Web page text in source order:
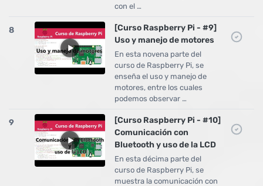
con el …
8
[Curso Raspberry Pi - #9]
Uso y manejo de motores
En esta novena parte del
curso de Raspberry Pi, se
enseña el uso y manejo de
motores, entre los cuales
podemos observar …
9
[Curso Raspberry Pi - #10]
Comunicación con
Bluetooth y uso de la LCD
En esta décima parte del
curso de Raspberry Pi, se
muestra la comunicación con